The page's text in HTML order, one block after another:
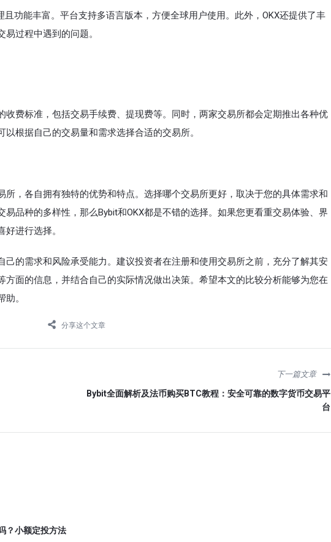
功能丰富。平台支持多语言版本，方便全球用户使用。此外，OKX还提供了丰
过程中遇到的问题。
收费标准，包括交易手续费、提现费等。同时，两家交易所都会定期推出各种优
根据自己的交易量和需求选择合适的交易所。
所，各自拥有独特的优势和特点。选择哪个交易所更好，取决于您的具体需求和
品种的多样性，那么Bybit和OKX都是不错的选择。如果您更看重交易体验、界
进行选择。
的需求和风险承受能力。建议投资者在注册和使用交易所之前，充分了解其安
面的信息，并结合自己的实际情况做出决策。希望本文的比较分析能够为您在
。
分享这个文章
下一篇文章
Bybit全面解析及法币购买BTC教程：安全可靠的数字货币交易平
台
？小额定投方法